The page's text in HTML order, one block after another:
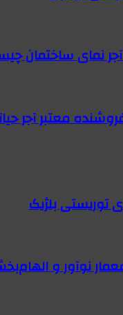
آجر نمای ساختمان
معتبر آجر
نوآور و